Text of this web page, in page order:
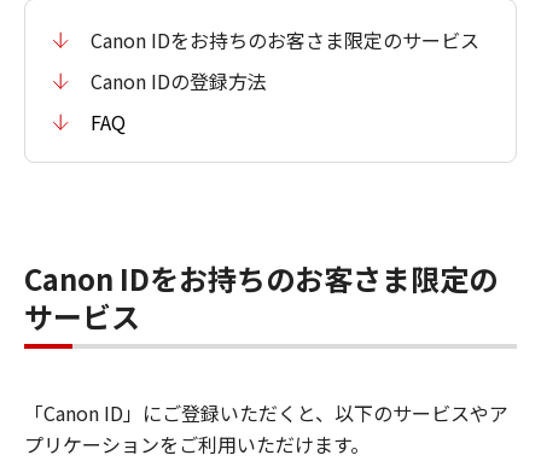
Canon IDをお持ちのお客さま限定のサービス
Canon IDの登録方法
FAQ
Canon IDをお持ちのお客さま限定の
サービス
「Canon ID」にご登録いただくと、以下のサービスやア
プリケーションをご利用いただけます。